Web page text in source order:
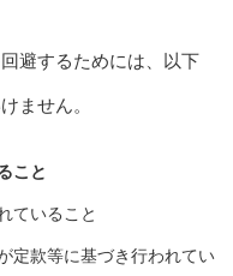
避するためには、以下
ません。
こと
ていること
定款等に基づき行われてい